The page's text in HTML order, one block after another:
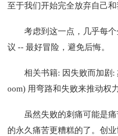
至于我们开始完全放弃自己和
考虑到这一点，几乎每
议 -- 最好冒险，避免后悔。
相关书籍: 因失败而加剧:
oom) 用弯路和失败来推动权
虽然失败的刺痛可能是
的永久痛苦更糟糕的了。创